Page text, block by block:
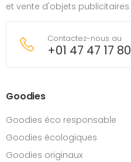
et vente d'objets publicitaires
Contactez-nous au
+01 47 47 17 80
Goodies
Goodies éco responsable
Goodies écologiques
Goodies originaux